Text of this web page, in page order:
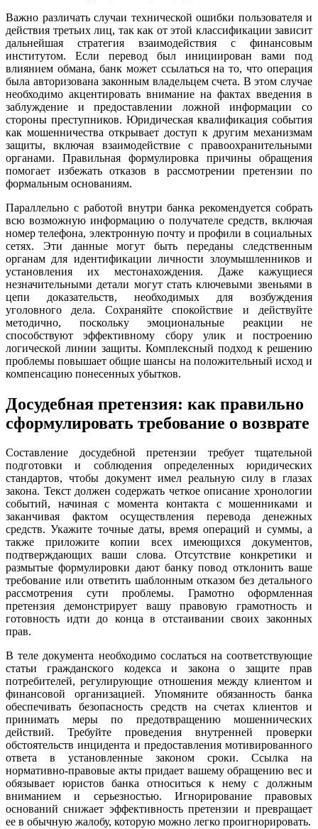
Важно различать случаи технической ошибки пользователя и
действия третьих лиц, так как от этой классификации зависит
дальнейшая стратегия взаимодействия с финансовым
институтом. Если перевод был инициирован вами под
влиянием обмана, банк может ссылаться на то, что операция
была авторизована законным владельцем счета. В этом случае
необходимо акцентировать внимание на фактах введения в
заблуждение и предоставлении ложной информации со
стороны преступников. Юридическая квалификация события
как мошенничества открывает доступ к другим механизмам
защиты, включая взаимодействие с правоохранительными
органами. Правильная формулировка причины обращения
помогает избежать отказов в рассмотрении претензии по
формальным основаниям.
Параллельно с работой внутри банка рекомендуется собрать
всю возможную информацию о получателе средств, включая
номер телефона, электронную почту и профили в социальных
сетях. Эти данные могут быть переданы следственным
органам для идентификации личности злоумышленников и
установления их местонахождения. Даже кажущиеся
незначительными детали могут стать ключевыми звеньями в
цепи доказательств, необходимых для возбуждения
уголовного дела. Сохраняйте спокойствие и действуйте
методично, поскольку эмоциональные реакции не
способствуют эффективному сбору улик и построению
логической линии защиты. Комплексный подход к решению
проблемы повышает общие шансы на положительный исход и
компенсацию понесенных убытков.
Досудебная претензия: как правильно
сформулировать требование о возврате
Составление досудебной претензии требует тщательной
подготовки и соблюдения определенных юридических
стандартов, чтобы документ имел реальную силу в глазах
закона. Текст должен содержать четкое описание хронологии
событий, начиная с момента контакта с мошенниками и
заканчивая фактом осуществления перевода денежных
средств. Укажите точные даты, время операций и суммы, а
также приложите копии всех имеющихся документов,
подтверждающих ваши слова. Отсутствие конкретики и
размытые формулировки дают банку повод отклонить ваше
требование или ответить шаблонным отказом без детального
рассмотрения сути проблемы. Грамотно оформленная
претензия демонстрирует вашу правовую грамотность и
готовность идти до конца в отстаивании своих законных
прав.
В теле документа необходимо сослаться на соответствующие
статьи гражданского кодекса и закона о защите прав
потребителей, регулирующие отношения между клиентом и
финансовой организацией. Упомяните обязанность банка
обеспечивать безопасность средств на счетах клиентов и
принимать меры по предотвращению мошеннических
действий. Требуйте проведения внутренней проверки
обстоятельств инцидента и предоставления мотивированного
ответа в установленные законом сроки. Ссылка на
нормативно-правовые акты придает вашему обращению вес и
обязывает юристов банка относиться к нему с должным
вниманием и серьезностью. Игнорирование правовых
оснований снижает эффективность претензии и превращает
ее в обычную жалобу, которую можно легко проигнорировать.